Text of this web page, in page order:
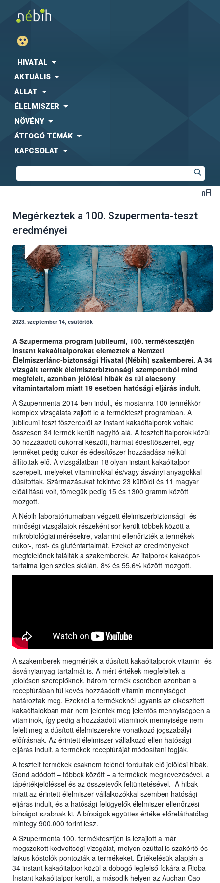
HIVATAL
AKTUÁLIS
ÁLLAT
ÉLELMISZER
NÖVÉNY
ÁTFOGÓ TÉMÁK
KAPCSOLAT
Megérkeztek a 100. Szupermenta-teszt
eredményei
2023. szeptember 14, csütörtök
A Szupermenta program jubileumi, 100. terméktesztjén
instant kakaóitalporokat elemeztek a Nemzeti
Élelmiszerlánc-biztonsági Hivatal (Nébih) szakemberei. A 34
vizsgált termék élelmiszerbiztonsági szempontból mind
megfelelt, azonban jelölési hibák és túl alacsony
vitamintartalom miatt 19 esetben hatósági eljárás indult.
A Szupermenta 2014-ben indult, és mostanra 100 termékkör
komplex vizsgálata zajlott le a termékteszt programban. A
jubileumi teszt főszereplői az instant kakaóitalporok voltak:
összesen 34 termék került nagyító alá. A tesztelt italporok közül
30 hozzáadott cukorral készült, hármat édesítőszerrel, egy
terméket pedig cukor és édesítőszer hozzáadása nélkül
állítottak elő. A vizsgálatban 18 olyan instant kakaóitalpor
szerepelt, melyeket vitaminokkal és/vagy ásványi anyagokkal
dúsítottak. Származásukat tekintve 23 külföldi és 11 magyar
előállítású volt, tömegük pedig 15 és 1300 gramm között
mozgott.
A Nébih laboratóriumaiban végzett élelmiszerbiztonsági- és
minőségi vizsgálatok részeként sor került többek között a
mikrobiológiai mérésekre, valamint ellenőrizték a termékek
cukor-, rost- és gluténtartalmát. Ezeket az eredményeket
megfelelőnek találták a szakemberek. Az italporok kakaópor-
tartalma igen széles skálán, 8% és 55,6% között mozgott.
A szakemberek megmérték a dúsított kakaóitalporok vitamin- és
ásványianyag-tartalmát is. A mért értékek megfeleltek a
jelölésen szereplőknek, három termék esetében azonban a
receptúrában túl kevés hozzáadott vitamin mennyiséget
határoztak meg. Ezeknél a termékeknél ugyanis az elkészített
kakaóitalokban már nem jelentek meg jelentős mennyiségben a
vitaminok, így pedig a hozzáadott vitaminok mennyisége nem
felelt meg a dúsított élelmiszerekre vonatkozó jogszabályi
előírásnak. Az érintett élelmiszer-vállalkozó ellen hatósági
eljárás indult, a termékek receptúráját módosítani fogják.
A tesztelt termékek csaknem felénél fordultak elő jelölési hibák.
Gond adódott – többek között – a termékek megnevezésével, a
tápértékjelöléssel és az összetevők feltüntetésével. A hibák
miatt az érintett élelmiszer-vállalkozókkal szemben hatósági
eljárás indult, és a hatósági felügyelők élelmiszer-ellenőrzési
bírságot szabnak ki. A bírságok együttes értéke előreláthatólag
mintegy 900.000 forint lesz.
A Szupermenta 100. terméktesztjén is lezajlott a már
megszokott kedveltségi vizsgálat, melyen ezúttal is szakértő és
laikus kóstolók pontozták a termékeket. Értékelésük alapján a
34 instant kakaóitalpor közül a dobogó legfelső fokára a Rioba
Instant kakaóitalpor került, a második helyen az Auchan Cao